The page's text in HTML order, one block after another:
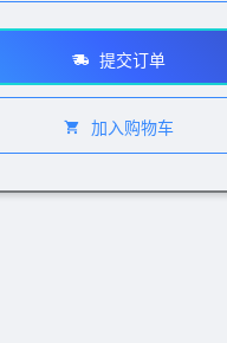
提交订单
加入购物车